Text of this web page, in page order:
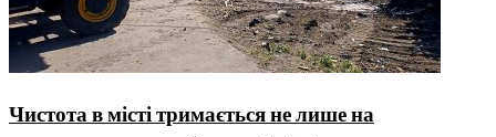
Чистота в місті тримається не лише на